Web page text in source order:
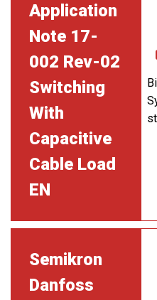
Application
Note 17-
002 Rev-02
Switching
With
Capacitive
Cable Load
EN
Semikron
Danfoss